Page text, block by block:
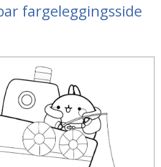
fargeleggingsside